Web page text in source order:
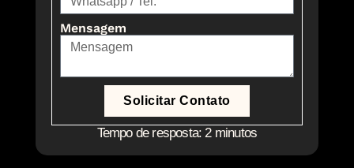
Mensagem
Solicitar Contato
Tempo de resposta: 2 minutos